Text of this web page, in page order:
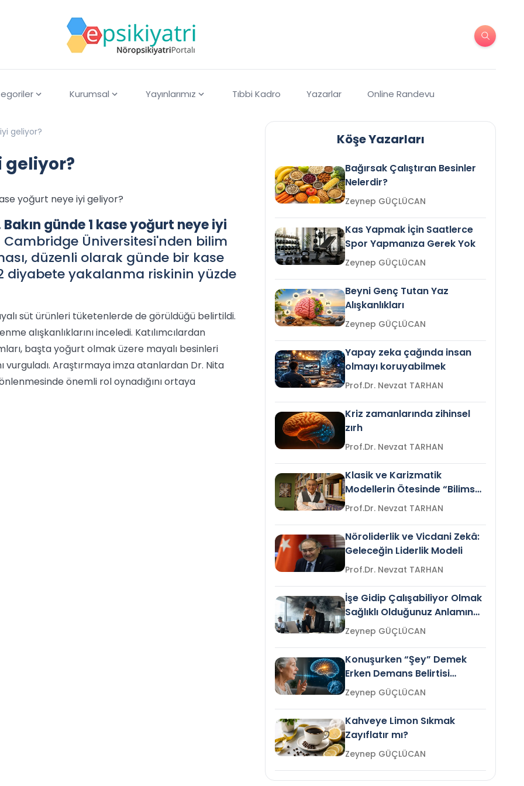
Kurumsal Yayınlarımız Tıbbi Kadro Yazarlar Online Randevu
geliyor?
geliyor?
yoğurt neye iyi geliyor?
günde 1 kase yoğurt neye iyi
Üniversitesi'nden bilim
düzenli olarak günde bir kase
diyabete yakalanma riskinin yüzde
süt ürünleri tüketenlerde de görüldüğü belirtildi.
alışkanlıklarını inceledi. Katılımcılardan
başta yoğurt olmak üzere mayalı besinleri
vurguladı. Araştırmaya imza atanlardan Dr. Nita
önemli rol oynadığını ortaya
Köşe Yazarları
Bağırsak Çalıştıran Besinler
Nelerdir?
Zeynep GÜÇLÜCAN
Kas Yapmak İçin Saatlerce
Spor Yapmanıza Gerek Yok
Zeynep GÜÇLÜCAN
Beyni Genç Tutan Yaz
Alışkanlıkları
Zeynep GÜÇLÜCAN
Yapay zeka çağında insan
olmayı koruyabilmek
Prof.Dr. Nevzat TARHAN
Kriz zamanlarında zihinsel
zırh
Prof.Dr. Nevzat TARHAN
Klasik ve Karizmatik
Modellerin Ötesinde “Bilimsel
Liderlik”
Prof.Dr. Nevzat TARHAN
Nöroliderlik ve Vicdani Zekâ:
Geleceğin Liderlik Modeli
Prof.Dr. Nevzat TARHAN
İşe Gidip Çalışabiliyor Olmak
Sağlıklı Olduğunuz Anlamına
Gelir mi?Zeynep GÜÇLÜCAN
Konuşurken “Şey” Demek
Erken Demans Belirtisi
Olabilir mi?Zeynep GÜÇLÜCAN
Kahveye Limon Sıkmak
Zayıflatır mı?
Zeynep GÜÇLÜCAN